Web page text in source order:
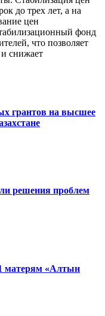
до трех лет, а на
цен
фонд
что позволяет
снижает
грантов на высшее
решения проблем
матерям «Алтын